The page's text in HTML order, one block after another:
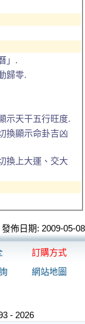
」.
歸零.
示天干五行旺度.
換顯示命卦吉凶
換上大運、交大
發佈日期: 2009-05-08
訂購方式
網站地圖
- 2026